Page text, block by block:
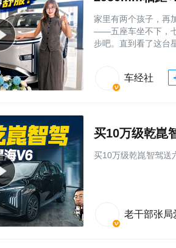
家里有两个孩子，再
——五座车坐不下，
步吧。直到看了这台
车经社
买10万级乾崑
买10万级乾崑智驾送
老干部张局